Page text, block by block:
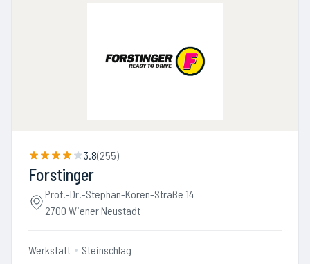
3.8(255)
Forstinger
Prof.-Dr.-Stephan-Koren-Straße 14
2700 Wiener Neustadt
Werkstatt Steinschlag